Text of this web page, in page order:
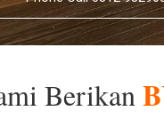
Berikan